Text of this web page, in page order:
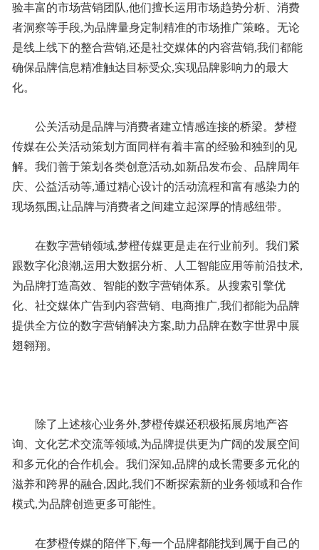
验丰富的市场营销团队,他们擅长运用市场趋势分析、消费
者洞察等手段,为品牌量身定制精准的市场推广策略。无论
是线上线下的整合营销,还是社交媒体的内容营销,我们都能
确保品牌信息精准触达目标受众,实现品牌影响力的最大
化。
公关活动是品牌与消费者建立情感连接的桥梁。梦橙
传媒在公关活动策划方面同样有着丰富的经验和独到的见
解。我们善于策划各类创意活动,如新品发布会、品牌周年
庆、公益活动等,通过精心设计的活动流程和富有感染力的
现场氛围,让品牌与消费者之间建立起深厚的情感纽带。
在数字营销领域,梦橙传媒更是走在行业前列。我们紧
跟数字化浪潮,运用大数据分析、人工智能应用等前沿技术,
为品牌打造高效、智能的数字营销体系。从搜索引擎优
化、社交媒体广告到内容营销、电商推广,我们都能为品牌
提供全方位的数字营销解决方案,助力品牌在数字世界中展
翅翱翔。
除了上述核心业务外,梦橙传媒还积极拓展房地产咨
询、文化艺术交流等领域,为品牌提供更为广阔的发展空间
和多元化的合作机会。我们深知,品牌的成长需要多元化的
滋养和跨界的融合,因此,我们不断探索新的业务领域和合作
模式,为品牌创造更多可能性。
在梦橙传媒的陪伴下,每一个品牌都能找到属于自己的